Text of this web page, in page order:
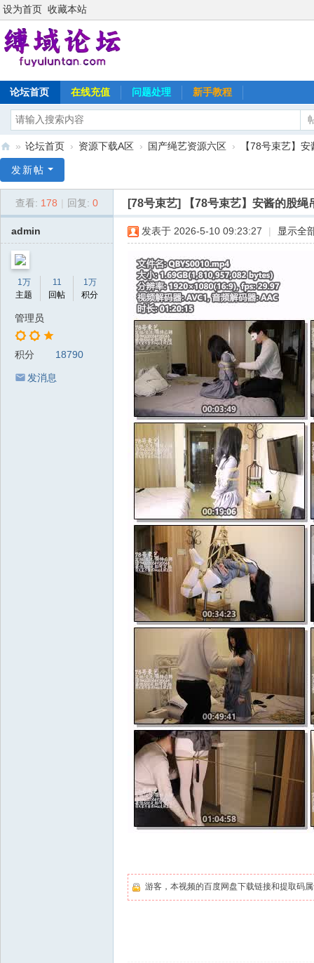
设为首页 收藏本站
论坛首页 在线充值 问题处理 新手教程
域
» 论坛首页 › 资源下载A区 › 国产绳艺资源六区 › 【78号束艺】
发新帖
查看: 178 回复: 0 [78号束艺] 【78号束艺】安酱的股
admin
1万
主题
11
回帖
1万
积分
管理员
积分 18790
发消息
发表于 2026-5-10 09:23:27 显示全
游客，本视频的百度网盘下载链接和提取码